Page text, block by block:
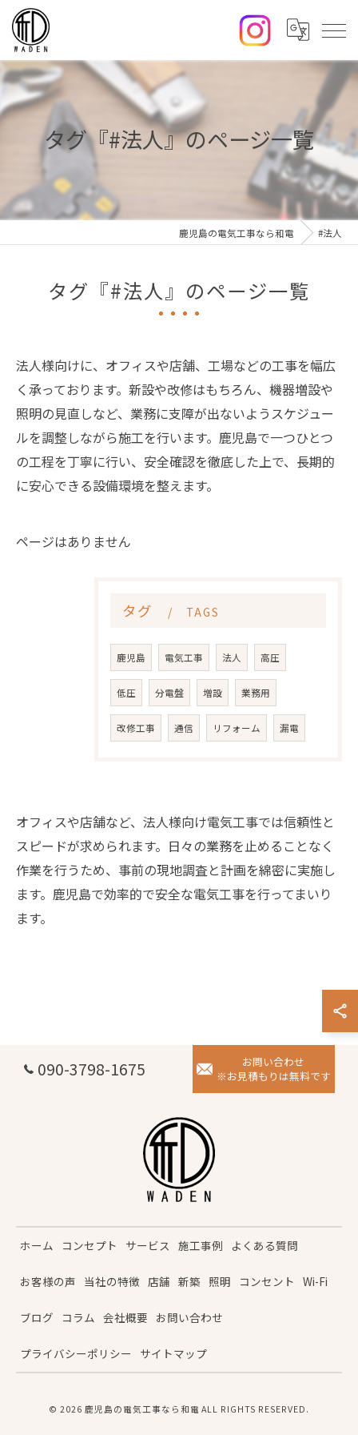
タグ『#法人』のページ一覧
鹿児島の電気工事なら和電 #法人
タグ『#法人』のページ一覧
法人様向けに、オフィスや店舗、工場などの工事を幅広
く承っております。新設や改修はもちろん、機器増設や
照明の見直しなど、業務に支障が出ないようスケジュー
ルを調整しながら施工を行います。鹿児島で一つひとつ
の工程を丁寧に行い、安全確認を徹底した上で、長期的
に安心できる設備環境を整えます。
ページはありません
タグ TAGS
鹿児島 電気工事 法人 高圧
低圧 分電盤 増設 業務用
改修工事 通信 リフォーム 漏電
オフィスや店舗など、法人様向け電気工事では信頼性と
スピードが求められます。日々の業務を止めることなく
作業を行うため、事前の現地調査と計画を綿密に実施し
ます。鹿児島で効率的で安全な電気工事を行ってまいり
ます。
090-3798-1675
お問い合わせ
※お見積もりは無料です
ホーム コンセプト サービス 施工事例 よくある質問
お客様の声 当社の特徴 店舗 新築 照明 コンセント Wi-Fi
ブログ コラム 会社概要 お問い合わせ
プライバシーポリシー サイトマップ
© 2026 鹿児島の電気工事なら和電 ALL RIGHTS RESERVED.
お問い合わせはこちら